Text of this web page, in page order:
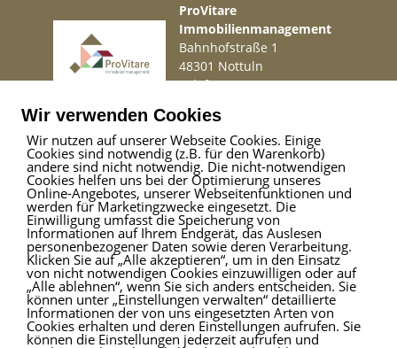
ProVitare
Immobilienmanagement
Bahnhofstraße 1
48301 Nottuln
Telefon02509 99 49 871
Impressum|Haftungsausschluss|Datenschutz
ProVitare Commercial
GmbH
Bahnhofstraße 1
48301 Nottuln
Telefon02509 99 49 871
Mailinfo@provitare.de
Wir verwenden Cookies
Wir nutzen auf unserer Webseite Cookies. Einige
Cookies sind notwendig (z.B. für den Warenkorb)
andere sind nicht notwendig. Die nicht-notwendigen
Cookies helfen uns bei der Optimierung unseres
Online-Angebotes, unserer Webseitenfunktionen und
werden für Marketingzwecke eingesetzt. Die
Einwilligung umfasst die Speicherung von
Informationen auf Ihrem Endgerät, das Auslesen
personenbezogener Daten sowie deren Verarbeitung.
Klicken Sie auf „Alle akzeptieren“, um in den Einsatz
von nicht notwendigen Cookies einzuwilligen oder auf
„Alle ablehnen“, wenn Sie sich anders entscheiden. Sie
können unter „Einstellungen verwalten“ detaillierte
Informationen der von uns eingesetzten Arten von
Cookies erhalten und deren Einstellungen aufrufen. Sie
können die Einstellungen jederzeit aufrufen und